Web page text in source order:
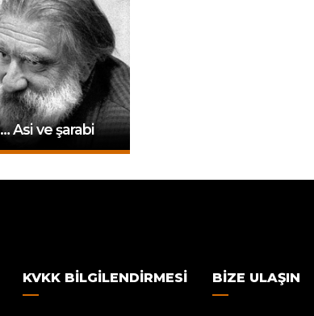
Asi ve şarabi
KVKK BILGILENDIRMESI BIZE ULAŞIN